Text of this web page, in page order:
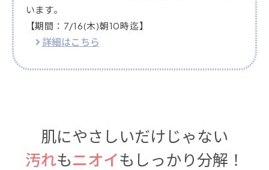
います。
【期間：7/16(木)朝10時迄】
詳細はこちら
肌にやさしいだけじゃない
汚れもニオイもしっかり分解！